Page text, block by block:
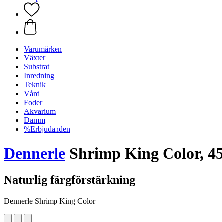
Varumärken
Växter
Substrat
Inredning
Teknik
Vård
Foder
Akvarium
Damm
%Erbjudanden
Dennerle Shrimp King Color,
Naturlig färgförstärkning
Dennerle Shrimp King Color